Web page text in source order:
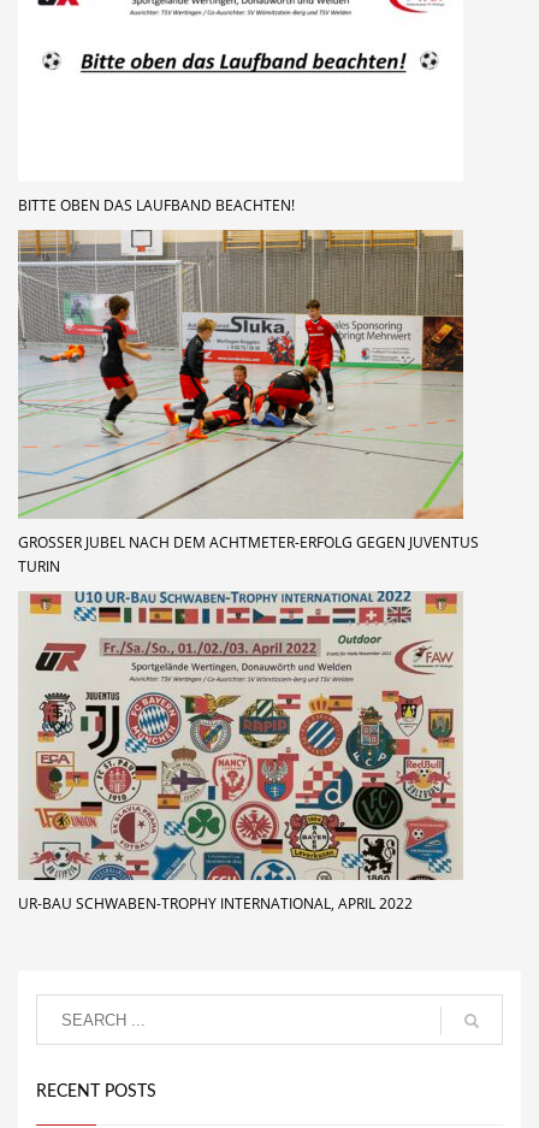
BITTE OBEN DAS LAUFBAND BEACHTEN!
GROSSER JUBEL NACH DEM ACHTMETER-ERFOLG GEGEN JUVENTUS T
URIN
UR-BAU SCHWABEN-TROPHY INTERNATIONAL, APRIL 2022
RECENT POSTS